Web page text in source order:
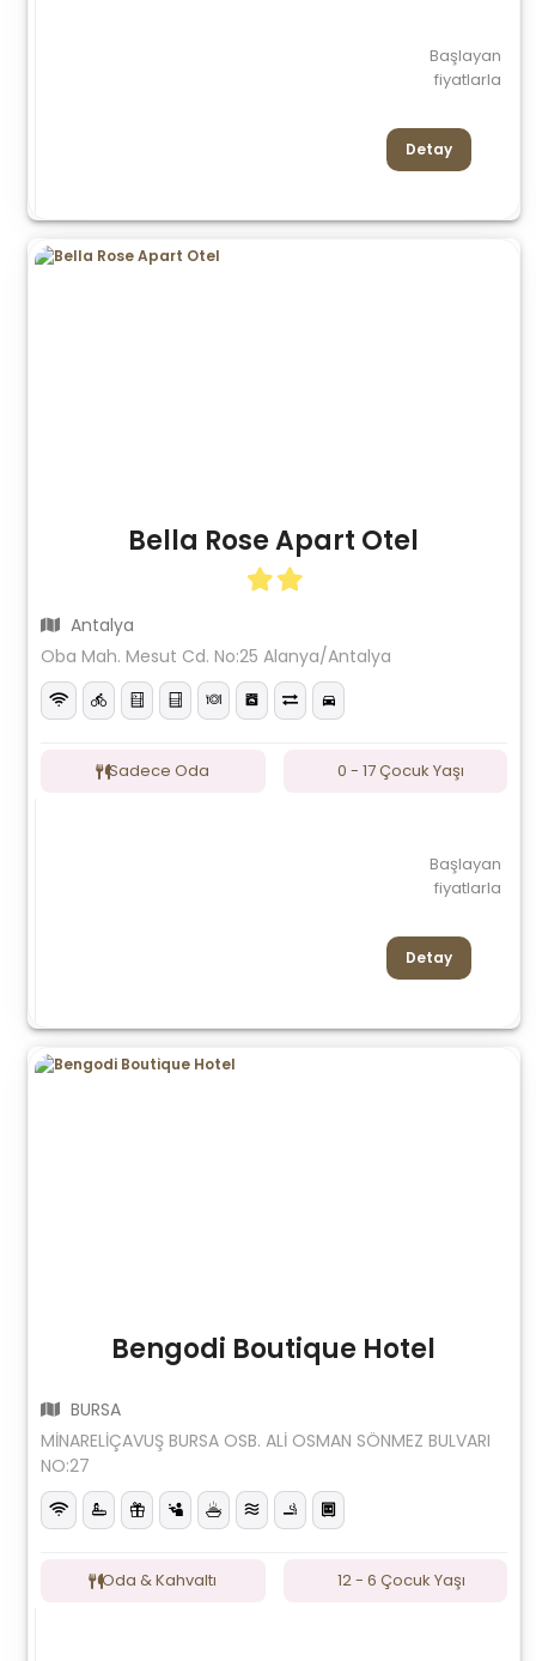
Başlayan
fiyatlarla
Detay
Bella Rose Apart Otel
Antalya
Oba Mah. Mesut Cd. No:25 Alanya/Antalya
Sadece Oda 0 - 17 Çocuk Yaşı
Başlayan
fiyatlarla
Detay
Bengodi Boutique Hotel
BURSA
MİNARELİÇAVUŞ BURSA OSB. ALİ OSMAN SÖNMEZ BULVARI
NO:27
Oda & Kahvaltı 12 - 6 Çocuk Yaşı